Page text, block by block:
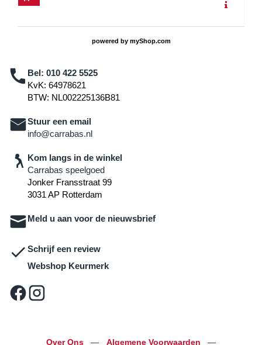
powered by myShop.com
Bel: 010 422 5525
KvK: 64978621
BTW: NL002225136B81
Stuur een email
info@carrabas.nl
Kom langs in de winkel
Carrabas speelgoed
Jonker Fransstraat 99
3031 AP Rotterdam
Meld u aan voor de nieuwsbrief
Schrijf een review
Webshop Keurmerk
Over Ons — Algemene Voorwaarden —